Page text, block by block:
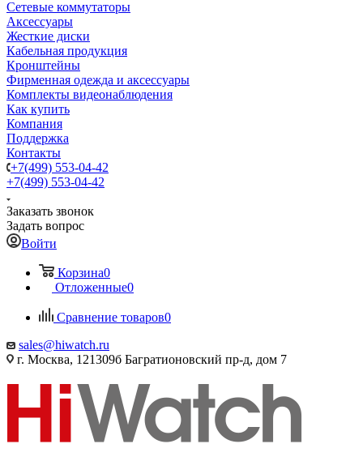
Сетевые коммутаторы
Аксессуары
Жесткие диски
Кабельная продукция
Кронштейны
Фирменная одежда и аксессуары
Комплекты видеонаблюдения
Как купить
Компания
Поддержка
Контакты
+7(499) 553-04-42
+7(499) 553-04-42
Заказать звонок
Задать вопрос
Войти
Корзина0
Отложенные0
Сравнение товаров0
sales@hiwatch.ru
г. Москва, 121309б Багратионовский пр-д, дом 7